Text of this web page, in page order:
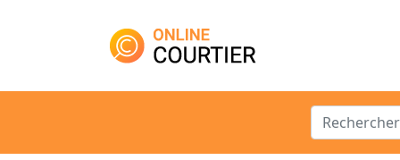
Main Navigation
Search for: